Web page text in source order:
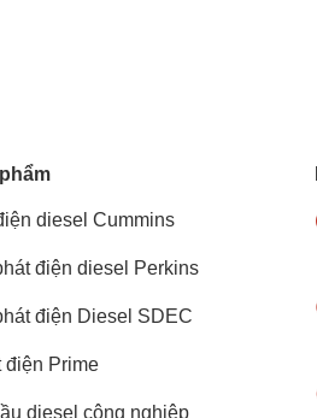
diesel Cummins
điện diesel Perkins
điện Diesel SDEC
điện Prime
diesel công nghiệp